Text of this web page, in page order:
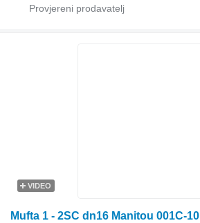
VIDEO
Mufta 1 - 2SC dn16 Manitou 001C-10